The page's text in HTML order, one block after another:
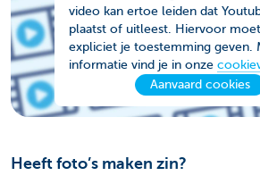
video kan ertoe leiden dat
plaatst of uitleest. Hiervoor
expliciet je toestemming geven.
informatie vind je in onze
Aanvaard cookies
Heeft foto’s maken zin?